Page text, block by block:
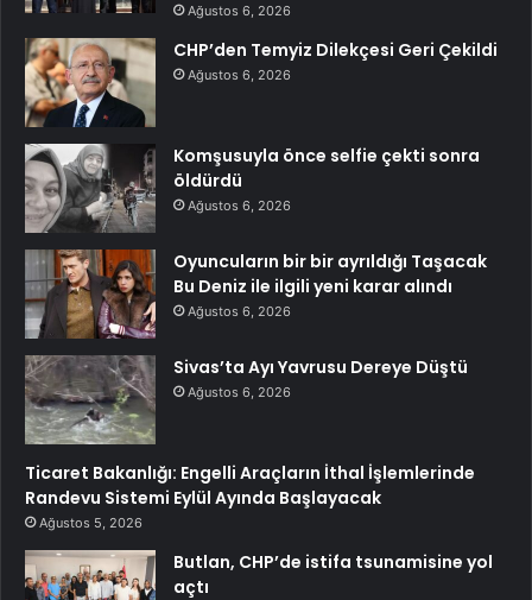
Ağustos 6, 2026
CHP’den Temyiz Dilekçesi Geri Çekildi
Ağustos 6, 2026
Komşusuyla önce selfie çekti sonra
öldürdü
Ağustos 6, 2026
Oyuncuların bir bir ayrıldığı Taşacak
Bu Deniz ile ilgili yeni karar alındı
Ağustos 6, 2026
Sivas’ta Ayı Yavrusu Dereye Düştü
Ağustos 6, 2026
Ticaret Bakanlığı: Engelli Araçların İthal İşlemlerinde
Randevu Sistemi Eylül Ayında Başlayacak
Ağustos 5, 2026
Butlan, CHP’de istifa tsunamisine yol
açtı